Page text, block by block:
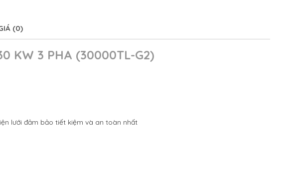
(0)
KW 3 PHA (30000TL-G2)
lưới đảm bảo tiết kiệm và an toàn nhất